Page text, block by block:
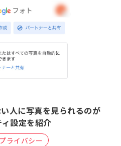
人に写真を見られるのが
設定を紹介
ライバシー